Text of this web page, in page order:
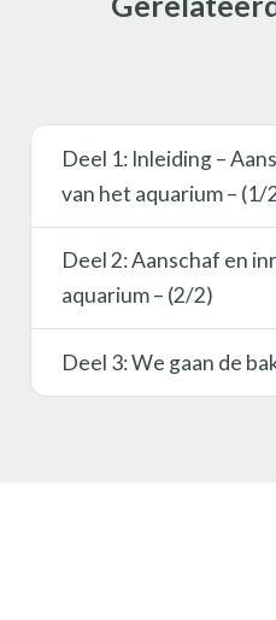
Deel 1: Inleiding –
van het aquarium – (1/
Deel 2: Aanschaf en
aquarium – (2/2)
Deel 3: We gaan de